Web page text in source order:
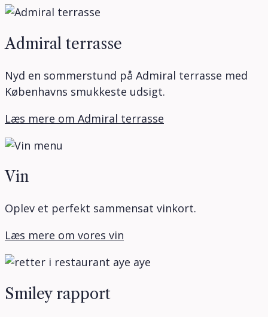
Admiral terrasse
Nyd en sommerstund på Admiral terrasse med
Københavns smukkeste udsigt.
Læs mere om Admiral terrasse
Vin
Oplev et perfekt sammensat vinkort.
Læs mere om vores vin
Smiley rapport